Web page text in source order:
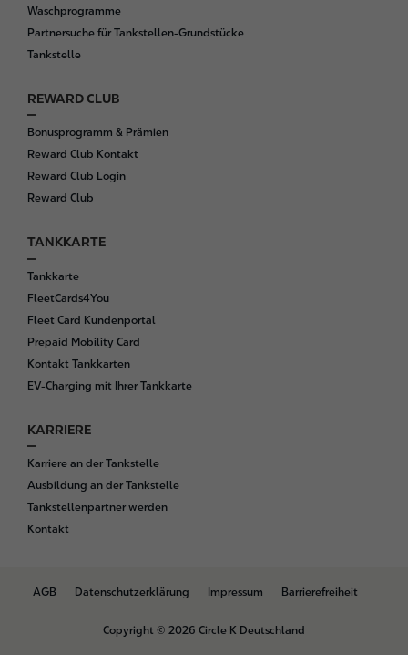
Waschprogramme
Partnersuche für Tankstellen-Grundstücke
Tankstelle
REWARD CLUB
Bonusprogramm & Prämien
Reward Club Kontakt
Reward Club Login
Reward Club
TANKKARTE
Tankkarte
FleetCards4You
Fleet Card Kundenportal
Prepaid Mobility Card
Kontakt Tankkarten
EV-Charging mit Ihrer Tankkarte
KARRIERE
Karriere an der Tankstelle
Ausbildung an der Tankstelle
Tankstellenpartner werden
Kontakt
B
AGB Datenschutzerklärung Impressum Barrierefreiheit
Copyright © 2026 Circle K Deutschland